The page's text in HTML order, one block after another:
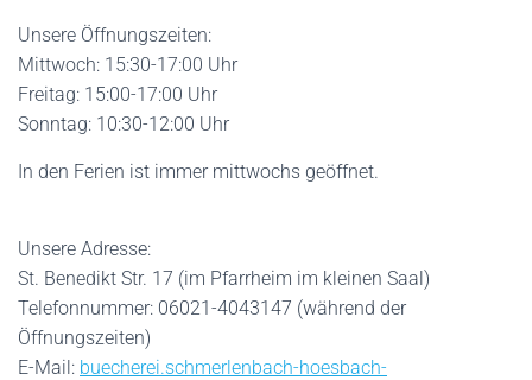
Unsere Öffnungszeiten:
Mittwoch: 15:30-17:00 Uhr
Freitag: 15:00-17:00 Uhr
Sonntag: 10:30-12:00 Uhr
In den Ferien ist immer mittwochs geöffnet.
Unsere Adresse:
St. Benedikt Str. 17 (im Pfarrheim im kleinen Saal)
Telefonnummer: 06021-4043147 (während der
Öffnungszeiten)
E-Mail: buecherei.schmerlenbach-hoesbach-